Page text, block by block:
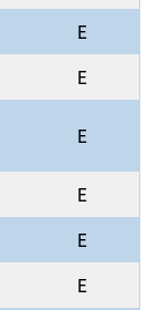
E
E
E
E
E
E